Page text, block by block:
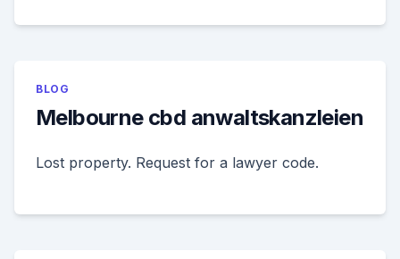
BLOG
Melbourne cbd anwaltskanzleien
Lost property. Request for a lawyer code.